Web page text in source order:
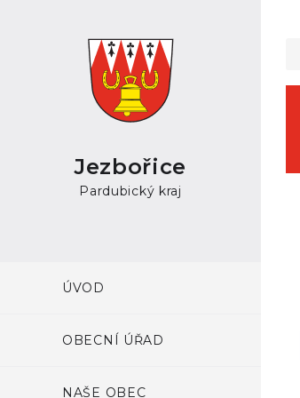
Jezbořice
Pardubický kraj
ÚVOD
OBECNÍ ÚŘAD
NAŠE OBEC